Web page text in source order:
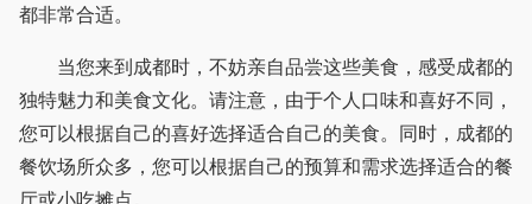
都非常合适。
当您来到成都时，不妨亲自品尝这些美食，感受成都的
独特魅力和美食文化。请注意，由于个人口味和喜好不同，
您可以根据自己的喜好选择适合自己的美食。同时，成都的
餐饮场所众多，您可以根据自己的预算和需求选择适合的餐